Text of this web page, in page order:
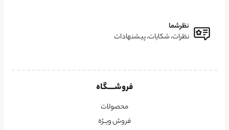
نظرشما
نظرات، شکایات، پیشنهادات
فروشــــگاه
محصولات
فروش ویــژه